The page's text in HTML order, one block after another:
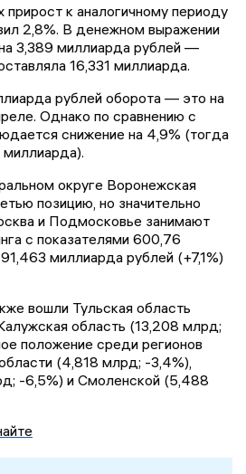
прирост к аналогичному периоду
2,8%. В денежном выражении
3,389 миллиарда рублей —
16,331 миллиарда.
рублей оборота — это на
Однако по сравнению с
снижение на 4,9% (тогда
округе Воронежская
позицию, но значительно
и Подмосковье занимают
с показателями 600,76
миллиарда рублей (+7,1%)
вошли Тульская область
область (13,208 млрд;
положение среди регионов
(4,818 млрд; -3,4%),
-6,5%) и Смоленской (5,488